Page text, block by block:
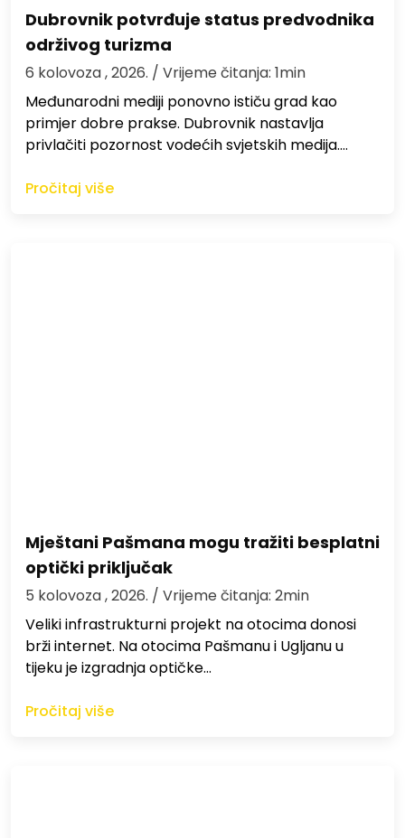
Dubrovnik potvrđuje status predvodnika
održivog turizma
6 kolovoza , 2026. / Vrijeme čitanja: 1min
Međunarodni mediji ponovno ističu grad kao
primjer dobre prakse. Dubrovnik nastavlja
privlačiti pozornost vodećih svjetskih medija.…
Pročitaj više
Mještani Pašmana mogu tražiti besplatni
optički priključak
5 kolovoza , 2026. / Vrijeme čitanja: 2min
Veliki infrastrukturni projekt na otocima donosi
brži internet. Na otocima Pašmanu i Ugljanu u
tijeku je izgradnja optičke…
Pročitaj više